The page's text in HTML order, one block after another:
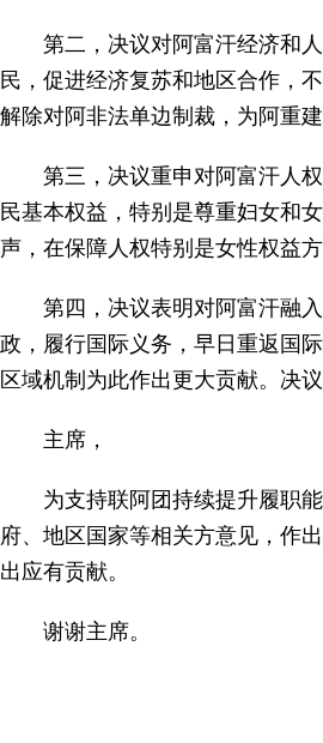
第二，决议对阿富汗经济和
民，促进经济复苏和地区合作，
解除对阿非法单边制裁，为阿重
第三，决议重申对阿富汗人
民基本权益，特别是尊重妇女和
声，在保障人权特别是女性权益
第四，决议表明对阿富汗融
政，履行国际义务，早日重返国
区域机制为此作出更大贡献。决
主席，
为支持联阿团持续提升履职
府、地区国家等相关方意见，作
出应有贡献。
谢谢主席。